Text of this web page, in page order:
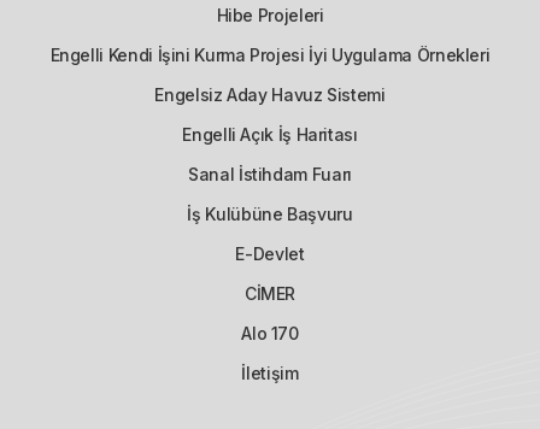
Hibe Projeleri
Engelli Kendi İşini Kurma Projesi İyi Uygulama Örnekleri
Engelsiz Aday Havuz Sistemi
Engelli Açık İş Haritası
Sanal İstihdam Fuarı
İş Kulübüne Başvuru
E-Devlet
CİMER
Alo 170
İletişim